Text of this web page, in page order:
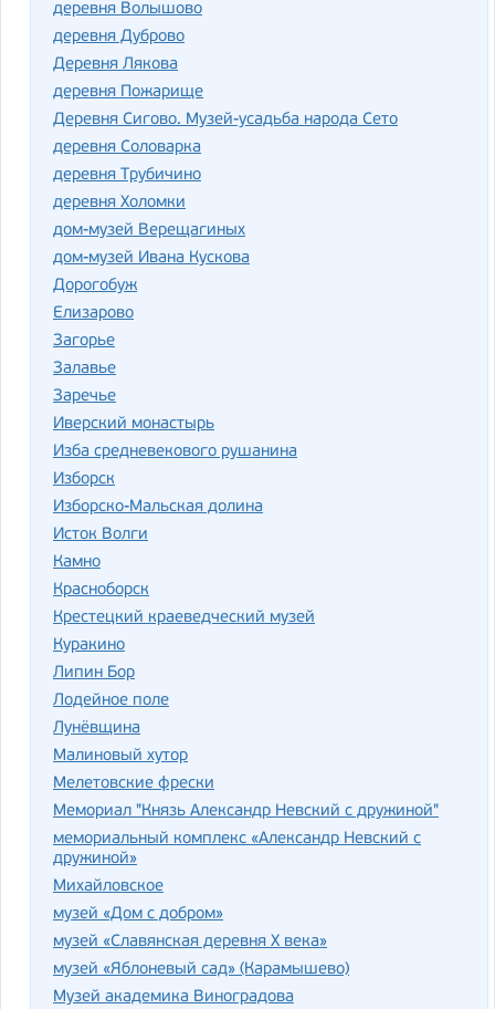
деревня Волышово
деревня Дуброво
Деревня Лякова
деревня Пожарище
Деревня Сигово. Музей-усадьба народа Сето
деревня Соловарка
деревня Трубичино
деревня Холомки
дом-музей Верещагиных
дом-музей Ивана Кускова
Дорогобуж
Елизарово
Загорье
Залавье
Заречье
Иверский монастырь
Изба средневекового рушанина
Изборск
Изборско-Мальская долина
Исток Волги
Камно
Красноборск
Крестецкий краеведческий музей
Куракино
Липин Бор
Лодейное поле
Лунёвщина
Малиновый хутор
Мелетовские фрески
Мемориал "Князь Александр Невский с дружиной"
мемориальный комплекс «Александр Невский с
дружиной»
Михайловское
музей «Дом с добром»
музей «Славянская деревня X века»
музей «Яблоневый сад» (Карамышево)
Музей академика Виноградова